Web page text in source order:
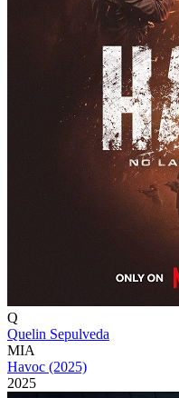
Q
Quelin Sepulveda
MIA
Havoc (2025)
2025